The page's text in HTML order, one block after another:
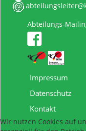
Abteilungs-
Impressum
Datenschutz
Kontakt
Wir nutzen Cookies auf